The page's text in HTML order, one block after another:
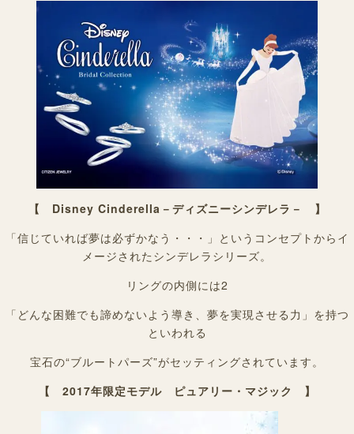
【 Disney Cinderella－ディズニーシンデレラ－ 】
「信じていれば夢は必ずかなう・・・」というコンセプトからイ
メージされたシンデレラシリーズ。
リングの内側には2
「どんな困難でも諦めないよう導き、夢を実現させる力」を持つ
といわれる
宝石の“ブルートパーズ”がセッティングされています。
【 2017年限定モデル ピュアリー・マジック 】